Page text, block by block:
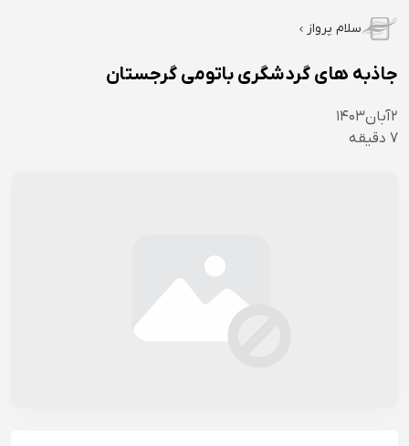
سلام پرواز
جاذبه های گردشگری باتومی گرجستان
۲آبان۱۴۰۳
7 دقیقه